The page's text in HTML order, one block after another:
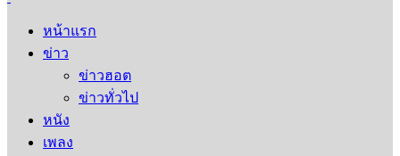
หน้าแรก
ข่าว
ข่าวฮอต
ข่าวทั่วไป
หนัง
เพลง